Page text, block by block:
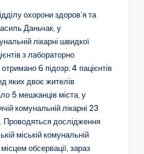
охорони здоров’я та
Даньчак, у
лікарні швидкої
з лабораторно
6 підозр; 4 пацієнтів
яких двоє жителів
5 мешканців міста, у
комунальній лікарні 23
Проводяться дослідження
міській комунальній
обсервації, зараз